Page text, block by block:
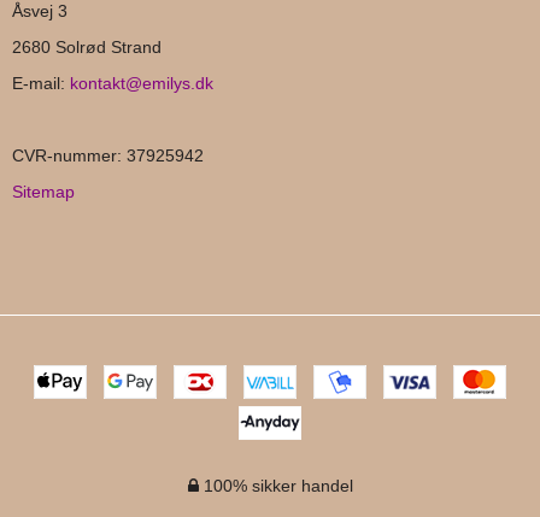
Åsvej 3
2680 Solrød Strand
E-mail: kontakt@emilys.dk
CVR-nummer: 37925942
Sitemap
100% sikker handel